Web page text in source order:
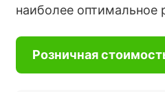
наиболее оптимальное
Розничная